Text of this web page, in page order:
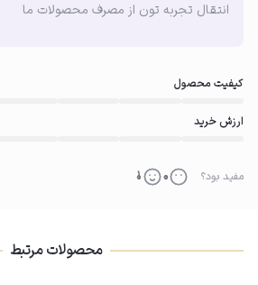
مفید بود؟ 0
1
انتقال تجربه تون از مصرف محصولات ما
مفید بود؟ 0
0
کیفیت محصول
ارزش خرید
محصولات مرتبط